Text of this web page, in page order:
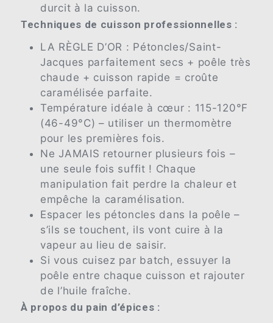
durcit à la cuisson.
Techniques de cuisson professionnelles :
LA RÈGLE D’OR : Pétoncles/Saint-
Jacques parfaitement secs + poêle très
chaude + cuisson rapide = croûte
caramélisée parfaite.
Température idéale à cœur : 115-120°F
(46-49°C) – utiliser un thermomètre
pour les premières fois.
Ne JAMAIS retourner plusieurs fois –
une seule fois suffit ! Chaque
manipulation fait perdre la chaleur et
empêche la caramélisation.
Espacer les pétoncles dans la poêle –
s’ils se touchent, ils vont cuire à la
vapeur au lieu de saisir.
Si vous cuisez par batch, essuyer la
poêle entre chaque cuisson et rajouter
de l’huile fraîche.
À propos du pain d’épices :